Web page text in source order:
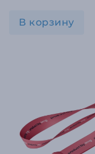
В корзину